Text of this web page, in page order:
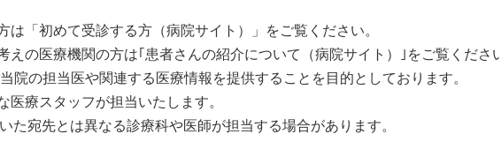
は「初めて受診する方（病院サイト）」をご覧ください。
えの医療機関の方は｢患者さんの紹介について（病院サイト）｣をご覧くださ
院の担当医や関連する医療情報を提供することを目的としております。
療スタッフが担当いたします。
た宛先とは異なる診療科や医師が担当する場合があります。